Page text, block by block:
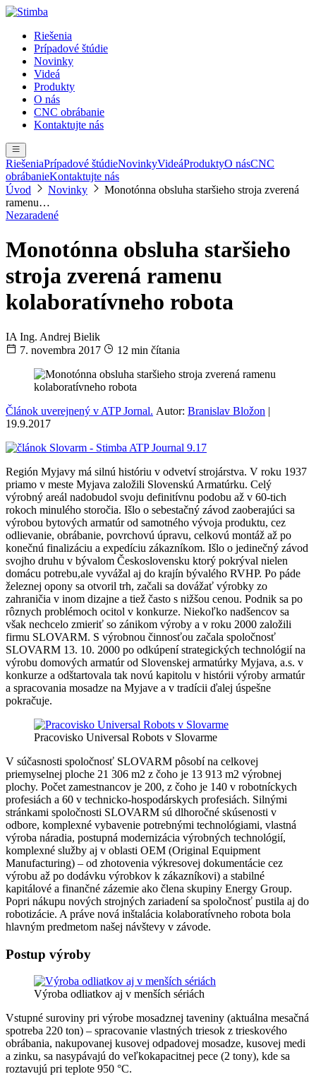
Riešenia
Prípadové štúdie
Novinky
Videá
Produkty
O nás
CNC obrábanie
Kontaktujte nás
RiešeniaPrípadové štúdieNovinkyVideáProduktyO násCNC
obrábanieKontaktujte nás
Úvod
Novinky
Monotónna obsluha staršieho stroja zverená
ramenu…
Nezaradené
Monotónna obsluha staršieho
stroja zverená ramenu
kolaboratívneho robota
IA Ing. Andrej Bielik
7. novembra 2017
12 min čítania
Článok uverejnený v ATP Jornal. Autor: Branislav Bložon |
19.9.2017
Región Myjavy má silnú históriu v odvetví strojárstva. V roku 1937
priamo v meste Myjava založili Slovenskú Armatúrku. Celý
výrobný areál nadobudol svoju definitívnu podobu až v 60-tich
rokoch minulého storočia. Išlo o sebestačný závod zaoberajúci sa
výrobou bytových armatúr od samotného vývoja produktu, cez
odlievanie, obrábanie, povrchovú úpravu, celkovú montáž až po
konečnú finalizáciu a expedíciu zákazníkom. Išlo o jedinečný závod
svojho druhu v bývalom Československu ktorý pokrýval nielen
domácu potrebu,ale vyvážal aj do krajín bývalého RVHP. Po páde
železnej opony sa otvoril trh, začali sa dovážať výrobky zo
zahraničia v inom dizajne a tiež často s nižšou cenou. Podnik sa po
rôznych problémoch ocitol v konkurze. Niekoľko nadšencov sa
však nechcelo zmieriť so zánikom výroby a v roku 2000 založili
firmu SLOVARM. S výrobnou činnosťou začala spoločnosť
SLOVARM 13. 10. 2000 po odkúpení strategických technológií na
výrobu domových armatúr od Slovenskej armatúrky Myjava, a.s. v
konkurze a odštartovala tak novú kapitolu v histórii výroby armatúr
a spracovania mosadze na Myjave a v tradícii ďalej úspešne
pokračuje.
Pracovisko Universal Robots v Slovarme
V súčasnosti spoločnosť SLOVARM pôsobí na celkovej
priemyselnej ploche 21 306 m2 z čoho je 13 913 m2 výrobnej
plochy. Počet zamestnancov je 200, z čoho je 140 v robotníckych
profesiách a 60 v technicko-hospodárskych profesiách. Silnými
stránkami spoločnosti SLOVARM sú dlhoročné skúsenosti v
odbore, komplexné vybavenie potrebnými technológiami, vlastná
výroba náradia, postupná modernizácia výrobných technológií,
komplexné služby aj v oblasti OEM (Original Equipment
Manufacturing) – od zhotovenia výkresovej dokumentácie cez
výrobu až po dodávku výrobkov k zákazníkovi) a stabilné
kapitálové a finančné zázemie ako člena skupiny Energy Group.
Popri nákupu nových strojných zariadení sa spoločnosť pustila aj do
robotizácie. A práve nová inštalácia kolaboratívneho robota bola
hlavným predmetom našej návštevy v závode.
Postup výroby
Výroba odliatkov aj v menších sériách
Vstupné suroviny pri výrobe mosadznej taveniny (aktuálna mesačná
spotreba 220 ton) – spracovanie vlastných triesok z trieskového
obrábania, nakupovanej kusovej odpadovej mosadze, kusovej medi
a zinku, sa nasypávajú do veľkokapacitnej pece (2 tony), kde sa
roztavujú pri teplote 950 °C.